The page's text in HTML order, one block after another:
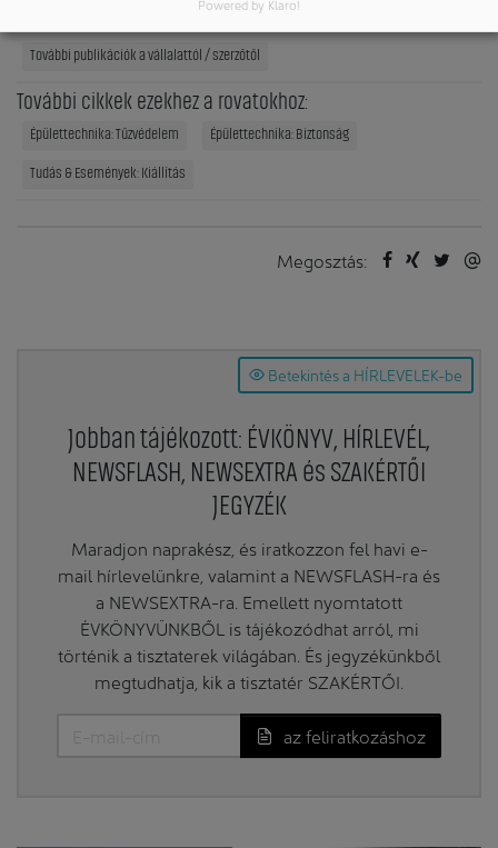
További publikációk a vállalattól / szerzőtől
További cikkek ezekhez a rovatokhoz:
Épülettechnika: Tűzvédelem Épülettechnika: Biztonság
Tudás & Események: Kiállítás
Megosztás:
Betekintés a HÍRLEVELEK-be
Jobban tájékozott: ÉVKÖNYV, HÍRLEVÉL,
NEWSFLASH, NEWSEXTRA és SZAKÉRTŐI
JEGYZÉK
Maradjon naprakész, és iratkozzon fel havi e-
mail hírlevelünkre, valamint a NEWSFLASH-ra és
a NEWSEXTRA-ra. Emellett nyomtatott
ÉVKÖNYVÜNKBŐL is tájékozódhat arról, mi
történik a tisztaterek világában. És jegyzékünkből
megtudhatja, kik a tisztatér SZAKÉRTŐI.
az feliratkozáshoz
Powered by Klaro!